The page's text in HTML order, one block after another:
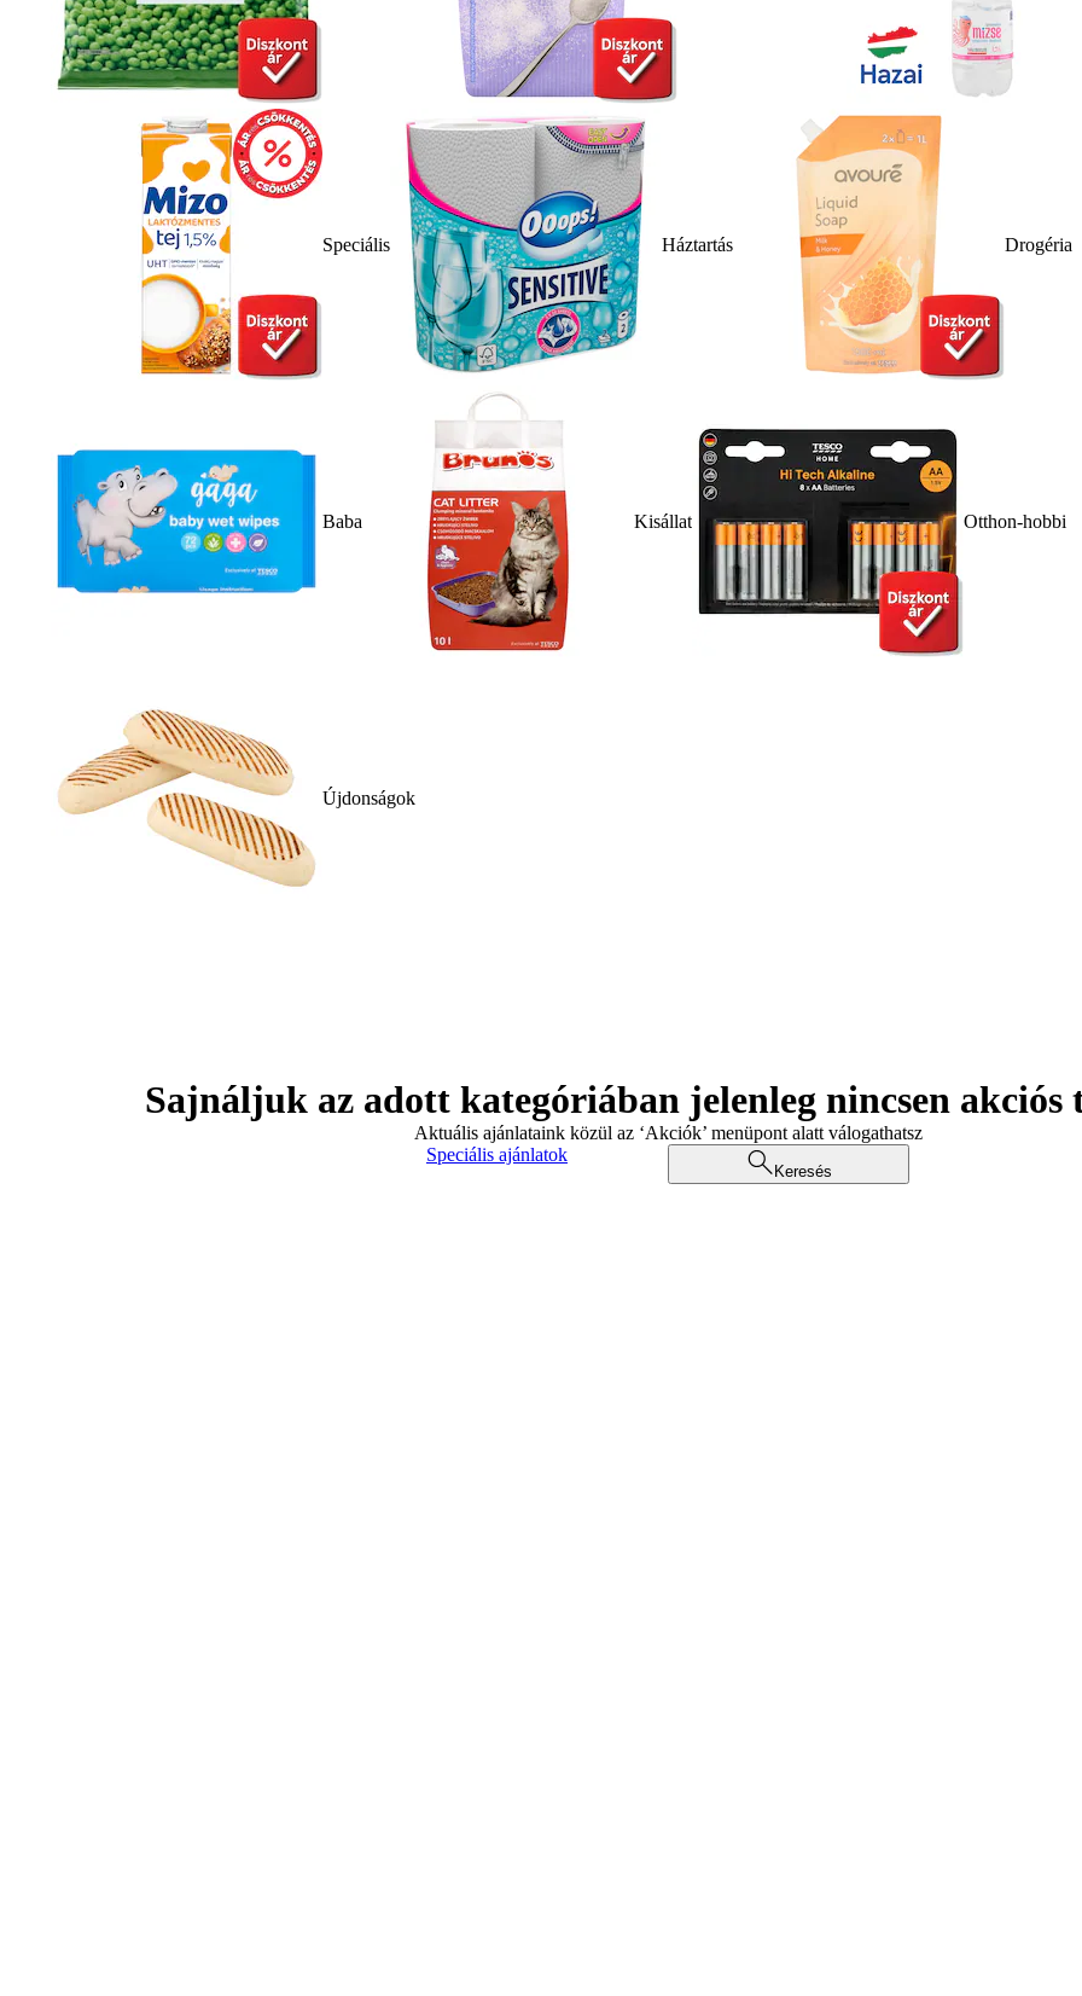
Speciális Háztartás Drogéria
Baba Kisállat Otthon-hobbi
Újdonságok
Sajnáljuk az adott kategóriában jelenleg nincsen akciós
Aktuális ajánlataink közül az ‘Akciók’ menüpont alatt válogathatsz
Speciális ajánlatok
Keresés